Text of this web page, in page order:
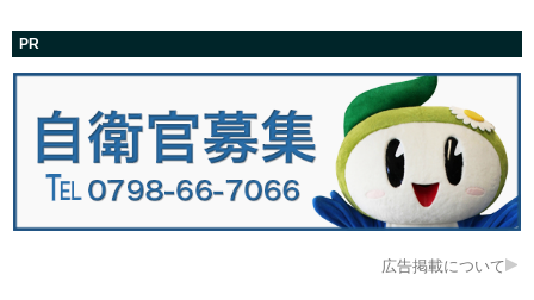
PR
広告掲載について